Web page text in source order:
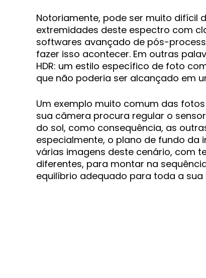
Notoriamente, pode ser muito difícil
extremidades deste espectro com
softwares avançado de pós-
fazer isso acontecer. Em outras
HDR: um estilo específico de foto
que não poderia ser alcançado em
Um exemplo muito comum das
sua câmera procura regular o
do sol, como consequência, as
especialmente, o plano de fundo da
várias imagens deste cenário, com
diferentes, para montar na
equilíbrio adequado para toda a sua